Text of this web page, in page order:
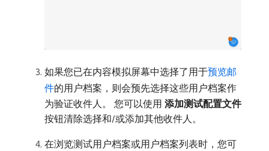
如果您已在内容模拟屏幕中选择了用于预览邮
件的用户档案，则会预先选择这些用户档案作
为验证收件人。 您可以使用​ 添加测试配置文件
​按钮清除选择和/或添加其他收件人。
在浏览测试用户档案或用户档案列表时，您可